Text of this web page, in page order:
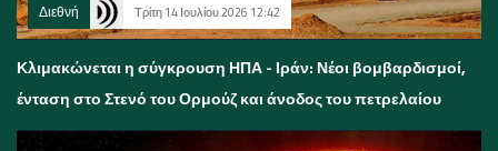
Διεθνή Τρίτη 14 Ιουλίου 2026 12:42
Κλιμακώνεται η σύγκρουση ΗΠΑ - Ιράν: Νέοι βομβαρδισμοί,
ένταση στο Στενό του Ορμούζ και άνοδος του πετρελαίου